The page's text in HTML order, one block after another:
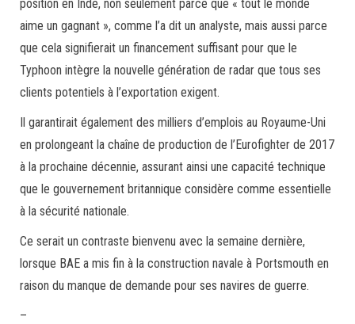
position en Inde, non seulement parce que « tout le monde
aime un gagnant », comme l’a dit un analyste, mais aussi parce
que cela signifierait un financement suffisant pour que le
Typhoon intègre la nouvelle génération de radar que tous ses
clients potentiels à l’exportation exigent.
Il garantirait également des milliers d’emplois au Royaume-Uni
en prolongeant la chaîne de production de l’Eurofighter de 2017
à la prochaine décennie, assurant ainsi une capacité technique
que le gouvernement britannique considère comme essentielle
à la sécurité nationale.
Ce serait un contraste bienvenu avec la semaine dernière,
lorsque BAE a mis fin à la construction navale à Portsmouth en
raison du manque de demande pour ses navires de guerre.
–